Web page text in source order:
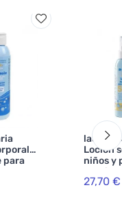
para
sol
Loción
niños y
BIO
27,70 €